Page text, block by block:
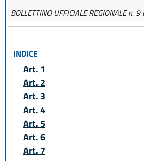
BOLLETTINO UFFICIALE REGIONALE n.
INDICE
Art. 1
Art. 2
Art. 3
Art. 4
Art. 5
Art. 6
Art. 7